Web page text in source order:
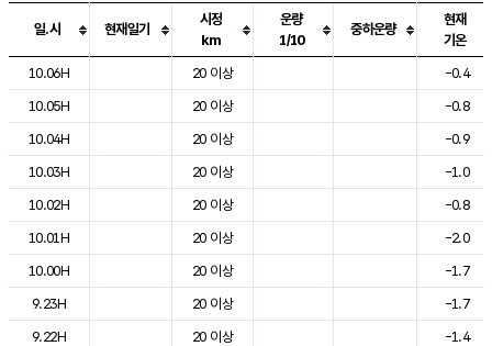
도시별 기상실황표로 지점, 날씨, 기온, 강수, 바람, 기압등을 안내한 표입
일.시 현재일기
시정
km
운량
1/10
중하운량
현재
기온
10.06H
20 이상
-0.4
10.05H
20 이상
-0.8
10.04H
20 이상
-0.9
10.03H
20 이상
-1.0
10.02H
20 이상
-0.8
10.01H
20 이상
-2.0
10.00H
20 이상
-1.7
9.23H
20 이상
-1.7
9.22H
20 이상
-1.4